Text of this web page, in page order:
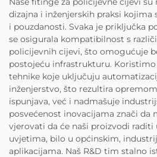
dizajna i inženjerskih praksi
i pouzdanosti. Svaka je priključka
se osigurala kompatibilnost s
policijevnih cijevi, što omogućuje
postojeću infrastrukturu.
tehnike koje uključuju
inženjerstvo, što rezultira
ispunjava, već i nadmašuje
posvećenost inovacijama znači da
vjerovati da će naši proizvodi
uvjetima, bilo u općinskim,
aplikacijama. Naš R&D tim stalno